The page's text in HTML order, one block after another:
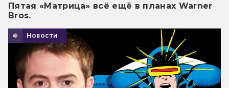
Пятая «Матрица» всё ещё в планах Warner
Bros.
Новости